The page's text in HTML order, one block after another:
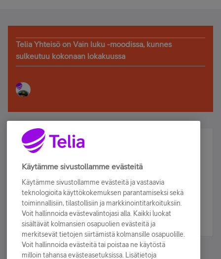
Telia Yhteisö on Vain luku -moodissa, kunnes
sulkeutuu kokonaan lokakuussa
Älä jää paitsi – osallistu ja voita!
Tilaa Telian uutiskirje ja olet mukana arvonnassa.
sähköpostiisi.
Tilaa nyt
Käytämme sivustollamme evästeitä
Käytämme sivustollamme evästeitä ja vastaavia
teknologioita käyttökokemuksen parantamiseksi sekä
toiminnallisiin, tilastollisiin ja markkinointitarkoituksiin.
Voit hallinnoida evästevalintojasi alla. Kaikki luokat
sisältävät kolmansien osapuolien evästeitä ja
merkitsevät tietojen siirtämistä kolmansille osapuolille.
Voit hallinnoida evästeitä tai poistaa ne käytöstä
milloin tahansa evästeasetuksissa. Lisätietoja